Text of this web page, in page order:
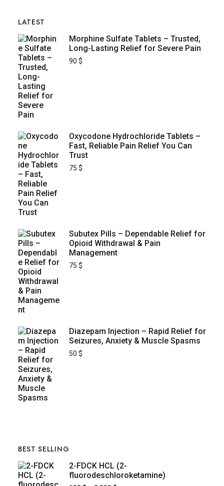
LATEST
Morphine Sulfate Tablets – Trusted,
Long-Lasting Relief for Severe Pain
90 $
Oxycodone Hydrochloride Tablets –
Fast, Reliable Pain Relief You Can
Trust
75 $
Subutex Pills – Dependable Relief for
Opioid Withdrawal & Pain
Management
75 $
Diazepam Injection – Rapid Relief for
Seizures, Anxiety & Muscle Spasms
50 $
BEST SELLING
2-FDCK HCL (2-
fluorodeschloroketamine)